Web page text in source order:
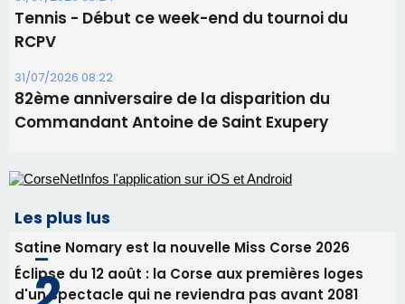
06/08/2026 15:04
Alata - Soirée Tango Argentin au stade de San
Benedetto
05/08/2026 09:53
Biguglia : messe de la Sainte-Marie et
procession le 14 août
Tennis - Début ce week-end du tournoi du
RCPV
31/07/2026 08:22
82ème anniversaire de la disparition du
Commandant Antoine de Saint Exupery